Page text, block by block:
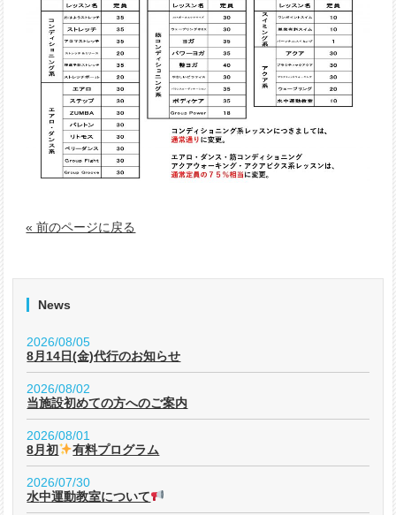
« 前のページに戻る
News
2026/08/05
8月14日(金)代行のお知らせ
2026/08/02
当施設初めての方へのご案内
2026/08/01
8月初
有料プログラム
2026/07/30
水中運動教室について